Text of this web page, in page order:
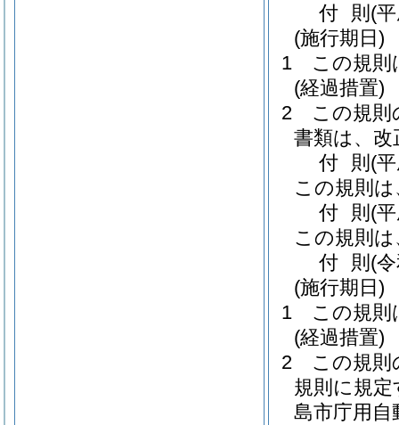
付 則 (
(施行期日)
1
この規則
(経過措置)
2
この規則
書類は、
付 則 (
この規則
付 則 (
この規則
付 則 (
(施行期日)
1
この規則
(経過措置)
2
この規則
規則に規
島市庁用